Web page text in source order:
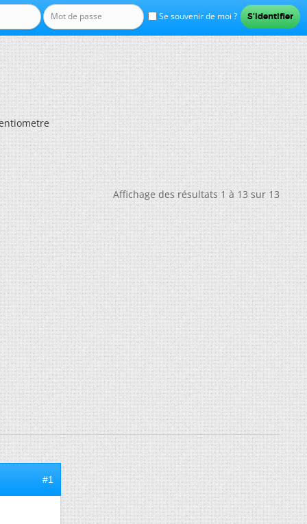
Se souvenir de moi ?
Affichage des résultats 1 à 13 sur 13
#1